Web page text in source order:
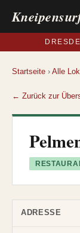
Startseite › Alle
← Zurück zur
ADRESSE